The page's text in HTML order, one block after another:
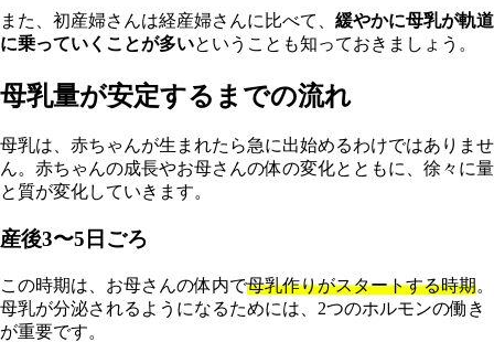
また、初産婦さんは経産婦さんに比べて、 緩やかに母乳が軌道
に乗っていくことが多いということも知っておきましょう。
母乳量が安定するまでの流れ
母乳は、赤ちゃんが生まれたら急に出始めるわけではありませ
ん。赤ちゃんの成長やお母さんの体の変化とともに、徐々に量
と質が変化していきます。
産後3〜5日ごろ
この時期は、お母さんの体内で母乳作りがスタートする時期。
母乳が分泌されるようになるためには、2つのホルモンの働き
が重要です。